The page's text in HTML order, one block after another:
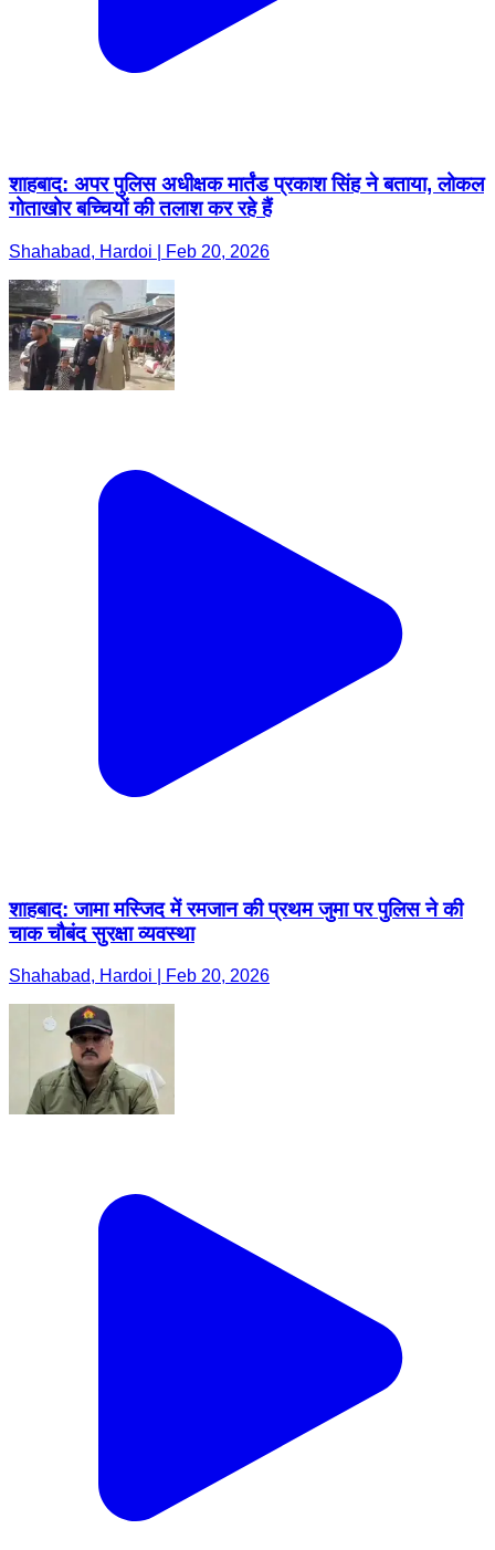
शाहबाद: अपर पुलिस अधीक्षक मार्तंड प्रकाश सिंह ने बताया, लोकल
गोताखोर बच्चियों की तलाश कर रहे हैं
Shahabad, Hardoi | Feb 20, 2026
शाहबाद: जामा मस्जिद में रमजान की प्रथम जुमा पर पुलिस ने की
चाक चौबंद सुरक्षा व्यवस्था
Shahabad, Hardoi | Feb 20, 2026